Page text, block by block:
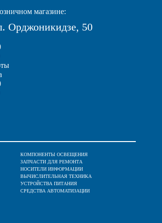
магазине:
Орджоникидзе, 50
КОМПОНЕНТЫ ОСВЕЩЕНИЯ
ЗАПЧАСТИ ДЛЯ РЕМОНТА
НОСИТЕЛИ ИНФОРМАЦИИ
ВЫЧИСЛИТЕЛЬНАЯ ТЕХНИКА
УСТРОЙСТВА ПИТАНИЯ
СРЕДСТВА АВТОМАТИЗАЦИИ